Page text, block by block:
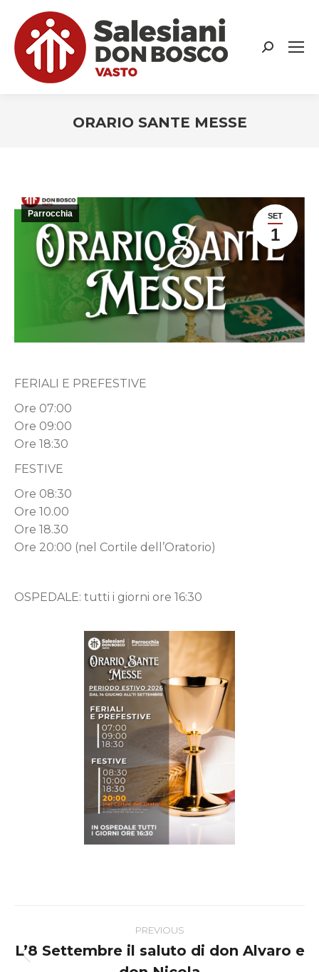
Search:
ORARIO SANTE MESSE
SET
1
Parrocchia
FERIALI E PREFESTIVE
Ore 07:00
Ore 09:00
Ore 18:30
FESTIVE
Ore 08:30
Ore 10.00
Ore 18.30
Ore 20:00 (nel Cortile dell’Oratorio)
OSPEDALE: tutti i giorni ore 16:30
navigation
PREVIOUS
L’8 Settembre il saluto di don Alvaro e